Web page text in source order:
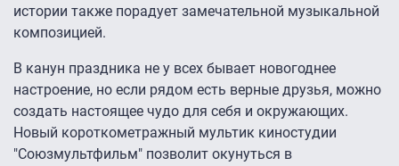
истории также порадует замечательной музыкальной
композицией.
В канун праздника не у всех бывает новогоднее
настроение, но если рядом есть верные друзья, можно
создать настоящее чудо для себя и окружающих.
Новый короткометражный мультик киностудии
"Союзмультфильм" позволит окунуться в